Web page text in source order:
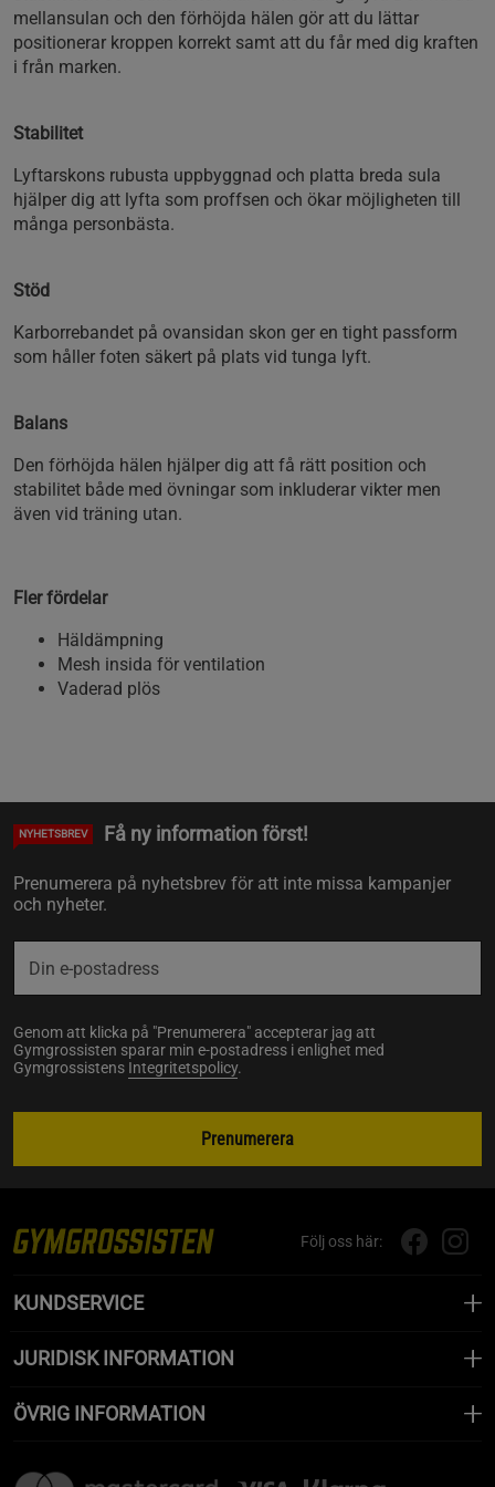
mellansulan och den förhöjda hälen gör att du lättar
positionerar kroppen korrekt samt att du får med dig kraften
i från marken.
Stabilitet
Lyftarskons rubusta uppbyggnad och platta breda sula
hjälper dig att lyfta som proffsen och ökar möjligheten till
många personbästa.
Stöd
Karborrebandet på ovansidan skon ger en tight passform
som håller foten säkert på plats vid tunga lyft.
Balans
Den förhöjda hälen hjälper dig att få rätt position och
stabilitet både med övningar som inkluderar vikter men
även vid träning utan.
Fler fördelar
Häldämpning
Mesh insida för ventilation
Vaderad plös
NYHETSBREV Få ny information först!
Prenumerera på nyhetsbrev för att inte missa kampanjer
och nyheter.
Genom att klicka på "Prenumerera" accepterar jag att
Gymgrossisten sparar min e-postadress i enlighet med
Gymgrossistens Integritetspolicy.
Prenumerera
Följ oss här:
KUNDSERVICE
JURIDISK INFORMATION
ÖVRIG INFORMATION